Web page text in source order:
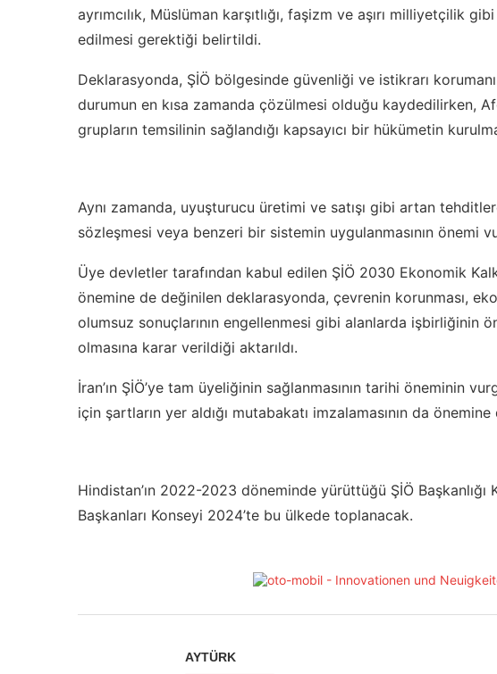
ayrımcılık, Müslüman karşıtlığı, faşizm ve aşırı milliyetçilik
edilmesi gerektiği belirtildi.
Deklarasyonda, ŞİÖ bölgesinde güvenliği ve istikrarı
durumun en kısa zamanda çözülmesi olduğu kaydedilirken,
grupların temsilinin sağlandığı kapsayıcı bir hükümetin
Aynı zamanda, uyuşturucu üretimi ve satışı gibi artan
sözleşmesi veya benzeri bir sistemin uygulanmasının önemi
Üye devletler tarafından kabul edilen ŞİÖ 2030 Ekonomik
önemine de değinilen deklarasyonda, çevrenin korunması,
olumsuz sonuçlarının engellenmesi gibi alanlarda işbirliğinin
olmasına karar verildiği aktarıldı.
İran’ın ŞİÖ’ye tam üyeliğinin sağlanmasının tarihi öneminin
için şartların yer aldığı mutabakatı imzalamasının da
Hindistan’ın 2022-2023 döneminde yürüttüğü ŞİÖ
Başkanları Konseyi 2024’te bu ülkede toplanacak.
AYTÜRK